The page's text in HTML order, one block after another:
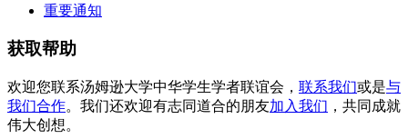
重要通知
获取帮助
欢迎您联系汤姆逊大学中华学生学者联谊会， 联系我们或是与
我们合作。我们还欢迎有志同道合的朋友加入我们 ，共同成就
伟大创想。